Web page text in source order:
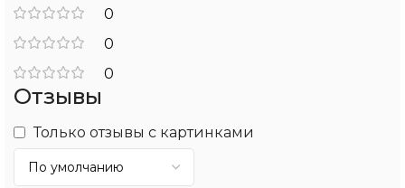
0
0
0
Отзывы
Только отзывы с картинками